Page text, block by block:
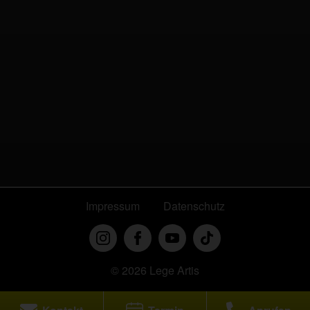
Impressum Datenschutz
© 2026 Lege Artis